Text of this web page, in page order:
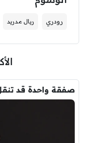
رودري ريال مدريد
صفقة واحدة قد